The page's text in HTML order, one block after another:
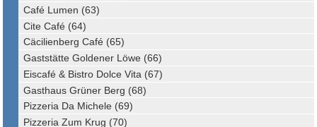
Café Lumen (63)
Cite Café (64)
Cäcilienberg Café (65)
Gaststätte Goldener Löwe (66)
Eiscafé & Bistro Dolce Vita (67)
Gasthaus Grüner Berg (68)
Pizzeria Da Michele (69)
Pizzeria Zum Krug (70)